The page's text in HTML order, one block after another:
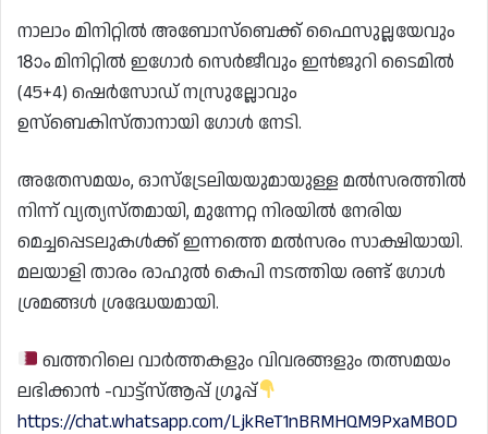
നാലാം മിനിറ്റിൽ അബോസ്ബെക്ക് ഫൈസുല്ലയേവും
18ാം മിനിറ്റിൽ ഇഗോർ സെർജീവും ഇൻജുറി ടൈമിൽ
(45+4) ഷെർസോഡ് നസ്രുല്ലോവും
ഉസ്ബെകിസ്താനായി ഗോൾ നേടി.
അതേസമയം, ഓസ്‌ട്രേലിയയുമായുള്ള മൽസരത്തിൽ
നിന്ന് വ്യത്യസ്തമായി, മുന്നേറ്റ നിരയിൽ നേരിയ
മെച്ചപ്പെടലുകൾക്ക് ഇന്നത്തെ മൽസരം സാക്ഷിയായി.
മലയാളി താരം രാഹുൽ കെപി നടത്തിയ രണ്ട് ഗോൾ
ശ്രമങ്ങൾ ശ്രദ്ധേയമായി.
ഖത്തറിലെ വാർത്തകളും വിവരങ്ങളും തത്സമയം
ലഭിക്കാൻ -വാട്ട്സ്ആപ്പ് ഗ്രൂപ്പ്
https://chat.whatsapp.com/LjkReT1nBRMHQM9PxaMBOD